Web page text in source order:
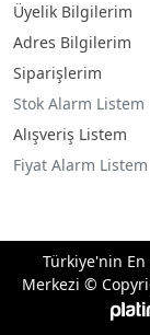
Üyelik Bilgilerim
Adres Bilgilerim
Siparişlerim
Stok Alarm Listem
Alışveriş Listem
Fiyat Alarm Listem
Türkiye'nin En
Merkezi ©